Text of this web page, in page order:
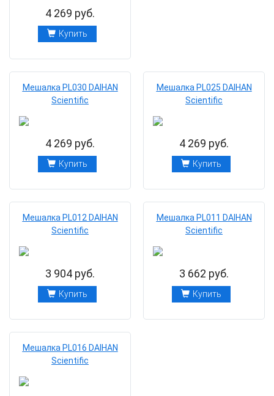
4 269 руб.
Купить
Мешалка PL030 DAIHAN
Scientific
4 269 руб.
Купить
Мешалка PL025 DAIHAN
Scientific
4 269 руб.
Купить
Мешалка PL012 DAIHAN
Scientific
3 904 руб.
Купить
Мешалка PL011 DAIHAN
Scientific
3 662 руб.
Купить
Мешалка PL016 DAIHAN
Scientific